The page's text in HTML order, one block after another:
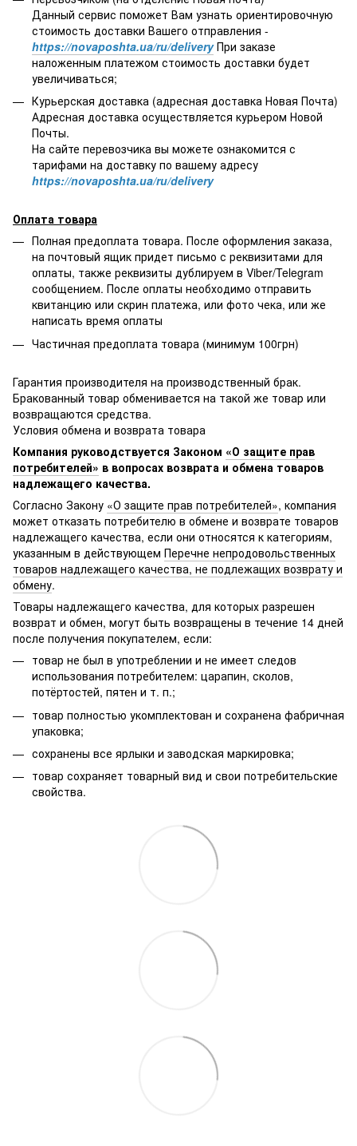
Данный сервис поможет Вам узнать ориентировочную
стоимость доставки Вашего отправления -
https://novaposhta.ua/ru/deliveryПри заказе
наложенным платежом стоимость доставки будет
увеличиваться;
Курьерская доставка (адресная доставка Новая Почта)
Адресная доставка осуществляется курьером Новой
Почты.
На сайте перевозчика вы можете ознакомится с
тарифами на доставку по вашему адресу
https://novaposhta.ua/ru/delivery
Оплата товара
Полная предоплата товара. После оформления заказа,
на почтовый ящик придет письмо с реквизитами для
оплаты, также реквизиты дублируем в Viber/Telegram
сообщением. После оплаты необходимо отправить
квитанцию или скрин платежа, или фото чека, или же
написать время оплаты
Частичная предоплата товара (минимум 100грн)
Гарантия производителя на производственный брак.
Бракованный товар обменивается на такой же товар или
возвращаются средства.
Условия обмена и возврата товара
Компания руководствуется Законом «О защите прав
потребителей» в вопросах возврата и обмена товаров
надлежащего качества.
Согласно Закону «О защите прав потребителей», компания
может отказать потребителю в обмене и возврате товаров
надлежащего качества, если они относятся к категориям,
указанным в действующем Перечне непродовольственных
товаров надлежащего качества, не подлежащих возврату и
обмену.
Товары надлежащего качества, для которых разрешен
возврат и обмен, могут быть возвращены в течение 14 дней
после получения покупателем, если:
товар не был в употреблении и не имеет следов
использования потребителем: царапин, сколов,
потёртостей, пятен и т. п.;
товар полностью укомплектован и сохранена фабричная
упаковка;
сохранены все ярлыки и заводская маркировка;
товар сохраняет товарный вид и свои потребительские
свойства.